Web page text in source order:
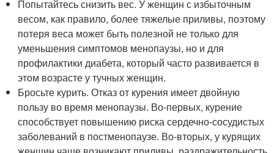
Попытайтесь снизить вес. У женщин с избыточным
весом, как правило, более тяжелые приливы, поэтому
потеря веса может быть полезной не только для
уменьшения симптомов менопаузы, но и для
профилактики диабета, который часто развивается в
этом возрасте у тучных женщин.
Бросьте курить. Отказ от курения имеет двойную
пользу во время менопаузы. Во-первых, курение
способствует повышению риска сердечно-сосудистых
заболеваний в постменопаузе. Во-вторых, у курящих